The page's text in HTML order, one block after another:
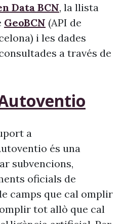
Data BCN, la llista
GeoBCN (API de
i les dades
a través de
a
és una
subvencions,
oficials de
camps que cal omplir
tot allò que cal